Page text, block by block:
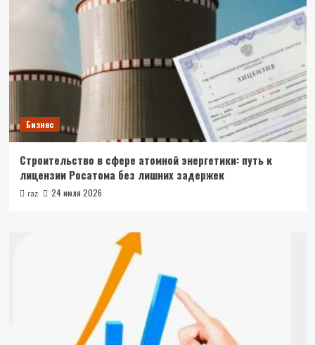
Бизнес
Строительство в сфере атомной энергетики: путь к
лицензии Росатома без лишних задержек
raz 24 июля 2026